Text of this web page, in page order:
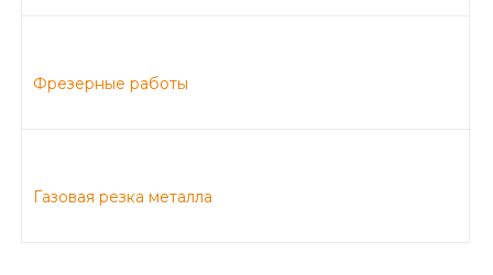
Фрезерные работы
Газовая резка металла